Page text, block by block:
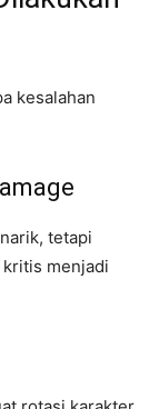
kesalahan
tetapi
menjadi